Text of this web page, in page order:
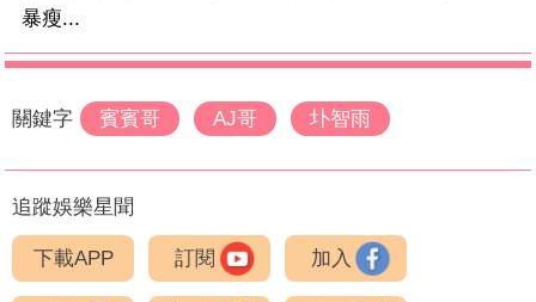
暴瘦...
關鍵字 賓賓哥 AJ哥 圤智雨
追蹤娛樂星聞
下載APP 訂閱 加入